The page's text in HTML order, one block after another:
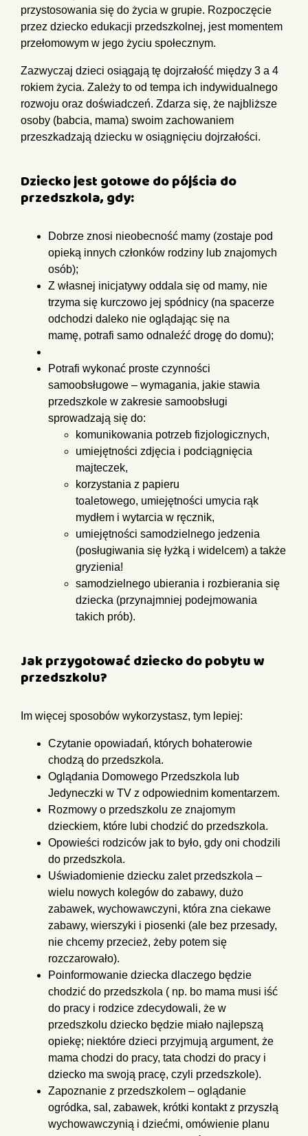
przystosowania się do życia w grupie. Rozpoczęcie
przez dziecko edukacji przedszkolnej, jest momentem
przełomowym w jego życiu społecznym.
Zazwyczaj dzieci osiągają tę dojrzałość między 3 a 4
rokiem życia. Zależy to od tempa ich indywidualnego
rozwoju oraz doświadczeń. Zdarza się, że najbliższe
osoby (babcia, mama) swoim zachowaniem
przeszkadzają dziecku w osiągnięciu dojrzałości.
Dziecko jest gotowe do pójścia do
przedszkola, gdy:
Dobrze znosi nieobecność mamy (zostaje pod
opieką innych członków rodziny lub znajomych
osób);
Z własnej inicjatywy oddala się od mamy, nie
trzyma się kurczowo jej spódnicy (na spacerze
odchodzi daleko nie oglądając się na
mamę, potrafi samo odnaleźć drogę do domu);
Potrafi wykonać proste czynności
samoobsługowe – wymagania, jakie stawia
przedszkole w zakresie samoobsługi
sprowadzają się do:
komunikowania potrzeb fizjologicznych,
umiejętności zdjęcia i podciągnięcia
majteczek,
korzystania z papieru
toaletowego, umiejętności umycia rąk
mydłem i wytarcia w ręcznik,
umiejętności samodzielnego jedzenia
(posługiwania się łyżką i widelcem) a także
gryzienia!
samodzielnego ubierania i rozbierania się
dziecka (przynajmniej podejmowania
takich prób).
Jak przygotować dziecko do pobytu w
przedszkolu?
Im więcej sposobów wykorzystasz, tym lepiej:
Czytanie opowiadań, których bohaterowie
chodzą do przedszkola.
Oglądania Domowego Przedszkola lub
Jedyneczki w TV z odpowiednim komentarzem.
Rozmowy o przedszkolu ze znajomym
dzieckiem, które lubi chodzić do przedszkola.
Opowieści rodziców jak to było, gdy oni chodzili
do przedszkola.
Uświadomienie dziecku zalet przedszkola –
wielu nowych kolegów do zabawy, dużo
zabawek, wychowawczyni, która zna ciekawe
zabawy, wierszyki i piosenki (ale bez przesady,
nie chcemy przecież, żeby potem się
rozczarowało).
Poinformowanie dziecka dlaczego będzie
chodzić do przedszkola ( np. bo mama musi iść
do pracy i rodzice zdecydowali, że w
przedszkolu dziecko będzie miało najlepszą
opiekę; niektóre dzieci przyjmują argument, że
mama chodzi do pracy, tata chodzi do pracy i
dziecko ma swoją pracę, czyli przedszkole).
Zapoznanie z przedszkolem – oglądanie
ogródka, sal, zabawek, krótki kontakt z przyszłą
wychowawczynią i dziećmi, omówienie planu